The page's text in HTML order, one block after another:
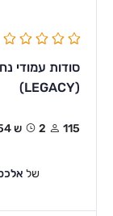
סודות עמודי
(LEGACY)
115 2ש 54ד
של